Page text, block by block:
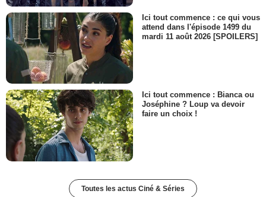
Ici tout commence : ce qui vous
attend dans l'épisode 1499 du
mardi 11 août 2026 [SPOILERS]
Ici tout commence : Bianca ou
Joséphine ? Loup va devoir
faire un choix !
Toutes les actus Ciné & Séries